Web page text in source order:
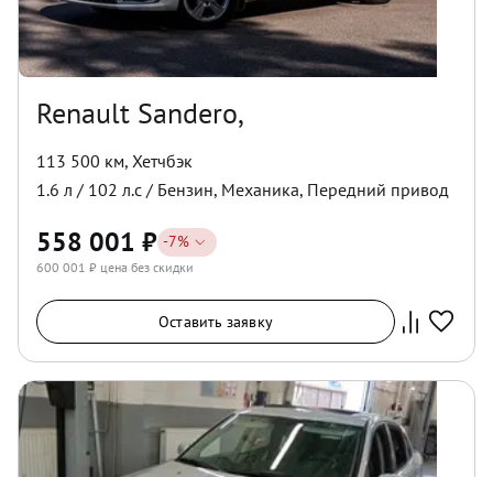
Renault Sandero,
113 500 км, Хетчбэк
1.6 л / 102 л.с / Бензин, Механика, Передний привод
558 001 ₽ -7%
600 001 ₽ цена без скидки
Оставить заявку